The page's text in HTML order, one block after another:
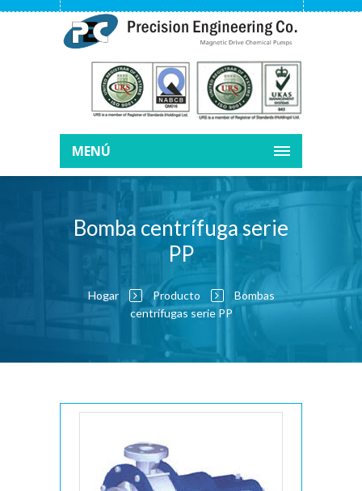
MENÚ
Bomba centrífuga serie
PP
Hogar Producto
Bombas
centrífugas serie PP